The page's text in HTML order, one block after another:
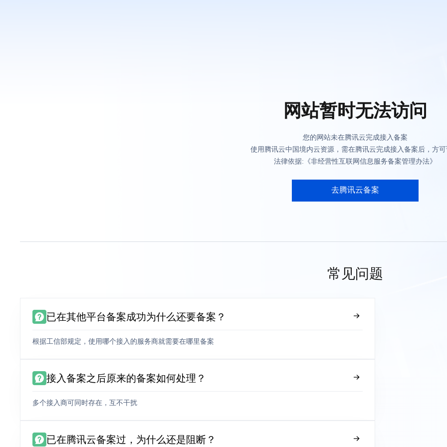
网站暂时无法访问
您的网站未在腾讯云完成接入备案
使用腾讯云中国境内云资源，需在腾讯云完成接入备案后，方
法律依据:《非经营性互联网信息服务备案管理办法》
去腾讯云备案
常见问题
已在其他平台备案成功为什么还要备案？
根据工信部规定，使用哪个接入的服务商就需要在哪里备案
接入备案之后原来的备案如何处理？
多个接入商可同时存在，互不干扰
已在腾讯云备案过，为什么还是阻断？